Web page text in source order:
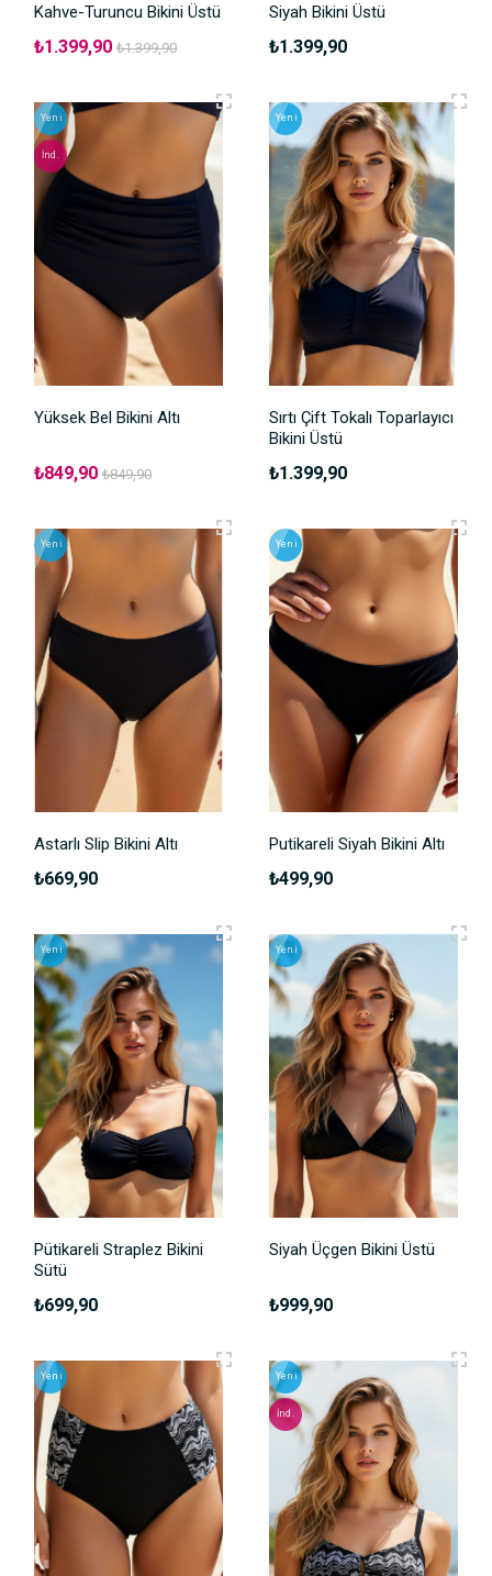
Kahve-Turuncu Bikini Üstü
₺1.399,90 ₺1.399,90
Siyah Bikini Üstü
₺1.399,90
Yeni
İnd.
Yüksek Bel Bikini Altı
₺849,90 ₺849,90
Yeni
Sırtı Çift Tokalı Toparlayıcı
Bikini Üstü
₺1.399,90
Yeni
Astarlı Slip Bikini Altı
₺669,90
Yeni
Putikareli Siyah Bikini Altı
₺499,90
Yeni
Pütikareli Straplez Bikini
Sütü
₺699,90
Yeni
Siyah Üçgen Bikini Üstü
₺999,90
Yeni Yeni
İnd.